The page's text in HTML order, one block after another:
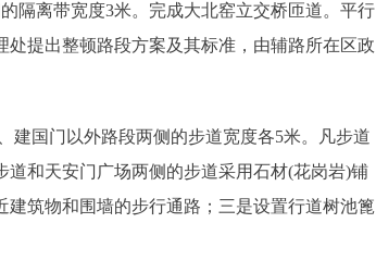
隔离带宽度3米。完成大北窑立交桥匝道。平行
提出整顿路段方案及其标准，由辅路所在区政
国门以外路段两侧的步道宽度各5米。凡步道
和天安门广场两侧的步道采用石材(花岗岩)铺
筑物和围墙的步行通路；三是设置行道树池篦